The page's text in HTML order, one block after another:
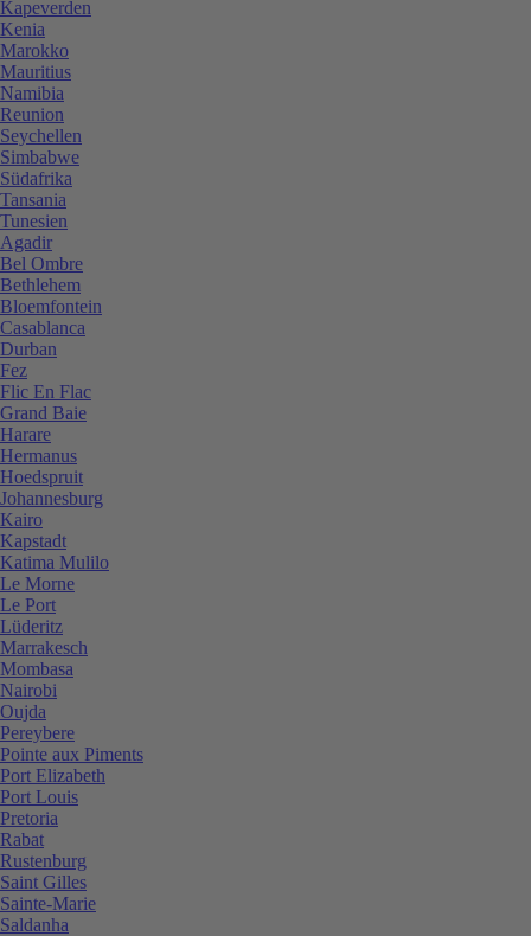
Kapeverden
Kenia
Marokko
Mauritius
Namibia
Reunion
Seychellen
Simbabwe
Südafrika
Tansania
Tunesien
Agadir
Bel Ombre
Bethlehem
Bloemfontein
Casablanca
Durban
Fez
Flic En Flac
Grand Baie
Harare
Hermanus
Hoedspruit
Johannesburg
Kairo
Kapstadt
Katima Mulilo
Le Morne
Le Port
Lüderitz
Marrakesch
Mombasa
Nairobi
Oujda
Pereybere
Pointe aux Piments
Port Elizabeth
Port Louis
Pretoria
Rabat
Rustenburg
Saint Gilles
Sainte-Marie
Saldanha